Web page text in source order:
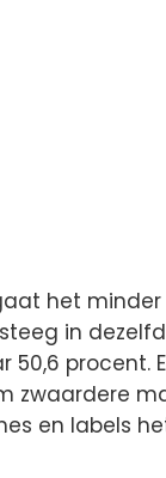
het
in
50,6 procent.
zwaardere
en labels